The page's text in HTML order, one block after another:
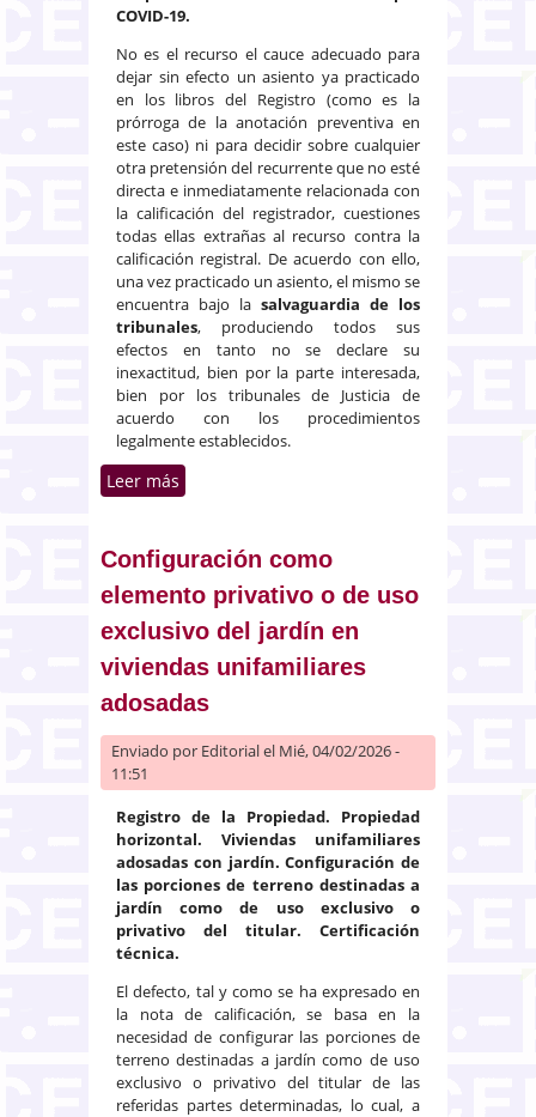
COVID-19.
No es el recurso el cauce adecuado para
dejar sin efecto un asiento ya practicado
en los libros del Registro (como es la
prórroga de la anotación preventiva en
este caso) ni para decidir sobre cualquier
otra pretensión del recurrente que no esté
directa e inmediatamente relacionada con
la calificación del registrador, cuestiones
todas ellas extrañas al recurso contra la
calificación registral. De acuerdo con ello,
una vez practicado un asiento, el mismo se
encuentra bajo la salvaguardia de los
tribunales, produciendo todos sus
efectos en tanto no se declare su
inexactitud, bien por la parte interesada,
bien por los tribunales de Justicia de
acuerdo con los procedimientos
legalmente establecidos.
Leer más
alarma por COVID-19
Configuración como
elemento privativo o de uso
exclusivo del jardín en
viviendas unifamiliares
adosadas
Enviado por Editorialel Mié, 04/02/2026 -
11:51
Registro de la Propiedad. Propiedad
horizontal. Viviendas unifamiliares
adosadas con jardín. Configuración de
las porciones de terreno destinadas a
jardín como de uso exclusivo o
privativo del titular. Certificación
técnica.
El defecto, tal y como se ha expresado en
la nota de calificación, se basa en la
necesidad de configurar las porciones de
terreno destinadas a jardín como de uso
exclusivo o privativo del titular de las
referidas partes determinadas, lo cual, a